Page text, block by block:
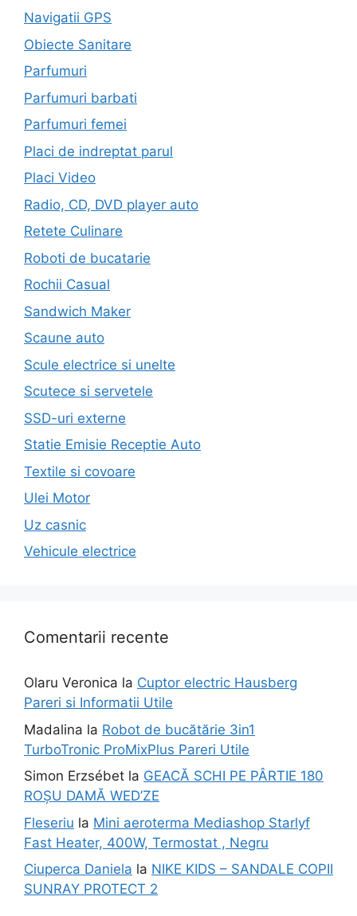
Navigatii GPS
Obiecte Sanitare
Parfumuri
Parfumuri barbati
Parfumuri femei
Placi de indreptat parul
Placi Video
Radio, CD, DVD player auto
Retete Culinare
Roboti de bucatarie
Rochii Casual
Sandwich Maker
Scaune auto
Scule electrice si unelte
Scutece si servetele
SSD-uri externe
Statie Emisie Receptie Auto
Textile si covoare
Ulei Motor
Uz casnic
Vehicule electrice
Comentarii recente
Olaru Veronica la Cuptor electric Hausberg
Pareri si Informatii Utile
Madalina la Robot de bucătărie 3in1
TurboTronic ProMixPlus Pareri Utile
Simon Erzsébet la GEACĂ SCHI PE PÂRTIE 180
ROȘU DAMĂ WED’ZE
Fleseriu la Mini aeroterma Mediashop Starlyf
Fast Heater, 400W, Termostat , Negru
Ciuperca Daniela la NIKE KIDS – SANDALE COPII
SUNRAY PROTECT 2